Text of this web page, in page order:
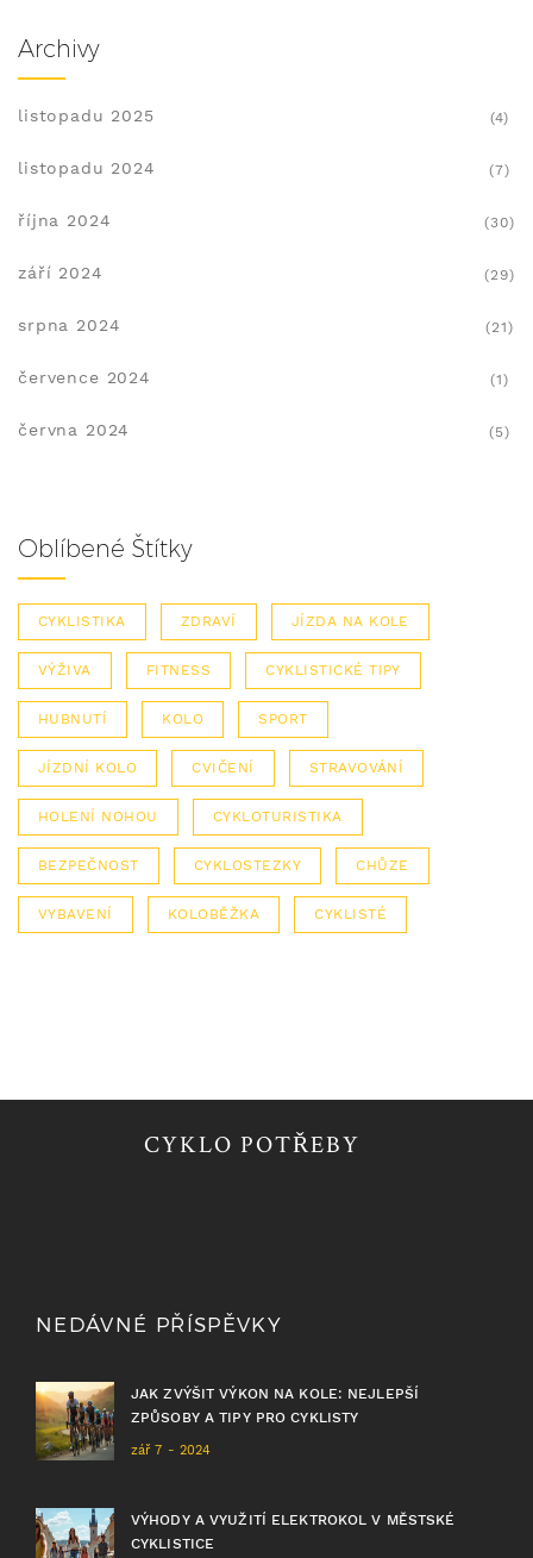
Archivy
listopadu 2025 (4)
listopadu 2024 (7)
října 2024 (30)
září 2024 (29)
srpna 2024 (21)
července 2024 (1)
června 2024 (5)
Oblíbené Štítky
CYKLISTIKA ZDRAVÍ JÍZDA NA KOLE
VÝŽIVA FITNESS CYKLISTICKÉ TIPY
HUBNUTÍ KOLO SPORT
JÍZDNÍ KOLO CVIČENÍ STRAVOVÁNÍ
HOLENÍ NOHOU CYKLOTURISTIKA
BEZPEČNOST CYKLOSTEZKY CHŮZE
VYBAVENÍ KOLOBĚŽKA CYKLISTÉ
CYKLO POTŘEBY
NEDÁVNÉ PŘÍSPĚVKY
JAK ZVÝŠIT VÝKON NA KOLE: NEJLEPŠÍ
ZPŮSOBY A TIPY PRO CYKLISTY
zář 7 - 2024
VÝHODY A VYUŽITÍ ELEKTROKOL V MĚSTSKÉ
CYKLISTICE